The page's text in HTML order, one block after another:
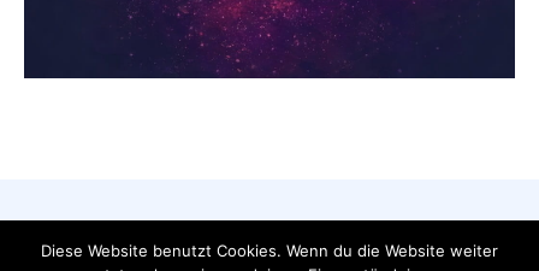
AGB Datenschutzerklärung
FAQ
Diese Website benutzt Cookies. Wenn du die Website weiter